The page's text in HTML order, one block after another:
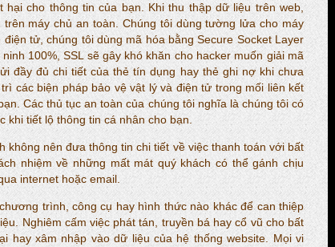
hại cho thông tin của bạn. Khi thu thập dữ liệu trên web,
máy chủ an toàn. Chúng tôi dùng tường lửa cho máy
tử, chúng tôi dùng mã hóa bằng Secure Socket Layer
100%, SSL sẽ gây khó khăn cho hacker muốn giải mã
đầy đủ chi tiết của thẻ tín dụng hay thẻ ghi nợ khi chưa
các biện pháp bảo vệ vật lý và điện tử trong mối liên kết
Các thủ tục an toàn của chúng tôi nghĩa là chúng tôi có
khi tiết lộ thông tin cá nhân cho bạn.
không nên đưa thông tin chi tiết về việc thanh toán với bất
nhiệm về những mất mát quý khách có thể gánh chịu
internet hoặc email.
trình, công cụ hay hình thức nào khác để can thiệp
Nghiêm cấm việc phát tán, truyền bá hay cổ vũ cho bất
hay xâm nhập vào dữ liệu của hệ thống website. Mọi vi